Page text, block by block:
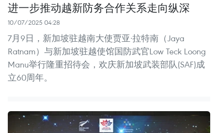
进一步推动越新防务合作关系走向纵深
10/07/2025 04:28
7月9日，新加坡驻越南大使贾亚·拉特南（Jaya
Ratnam）与新加坡驻越使馆国防武官Low Teck Loong
Manu举行隆重招待会，欢庆新加坡武装部队(SAF)成
立60周年。